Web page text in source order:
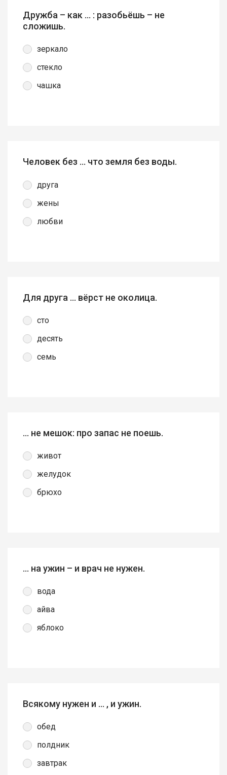
Дружба – как … : разобьёшь – не
сложишь.
зеркало
стекло
чашка
Человек без … что земля без воды.
друга
жены
любви
Для друга … вёрст не околица.
сто
десять
семь
… не мешок: про запас не поешь.
живот
желудок
брюхо
… на ужин – и врач не нужен.
вода
айва
яблоко
Всякому нужен и … , и ужин.
обед
полдник
завтрак